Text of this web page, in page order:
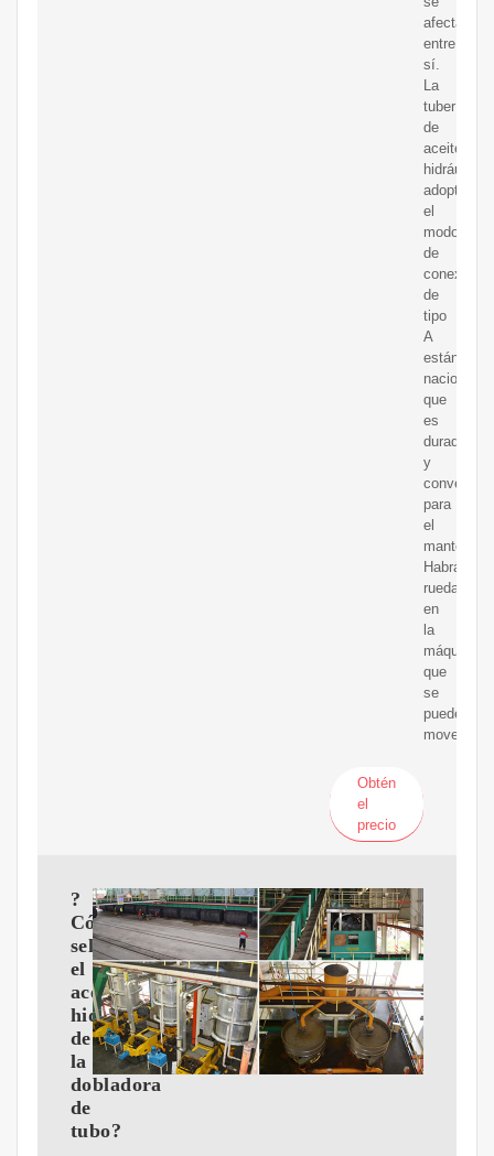
afectan
entre
sí.
La
tubería
de
aceite
hidráulico
adopta
el
modo
de
conexión
de
tipo
A
estándar
nacional,
que
es
duradero
y
para
el
Habrá
ruedas
en
la
máquina,
que
se
pueden
mover
Obtén
el
precio
?
Cómo
seleccionar
el
aceite
hidráulico
de
la
dobladora
de
tubo?